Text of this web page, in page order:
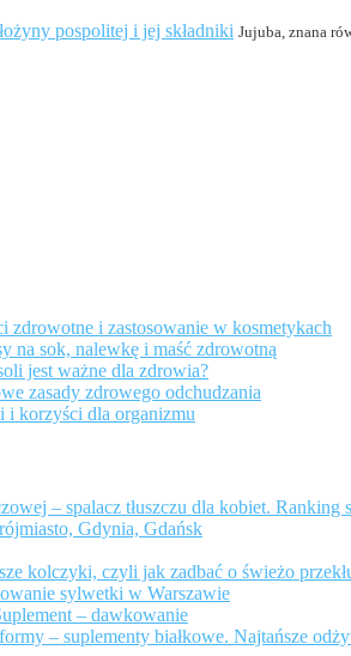
pospolitej i jej składniki Jujuba, znana
zdrowotne i zastosowanie w kosmetykach
na sok, nalewkę i maść zdrowotną
jest ważne dla zdrowia?
zasady zdrowego odchudzania
i korzyści dla organizmu
– spalacz tłuszczu dla kobiet. Ranking
Gdynia, Gdańsk
kolczyki, czyli jak zadbać o świeżo
sylwetki w Warszawie
– dawkowanie
– suplementy białkowe. Najtańsze